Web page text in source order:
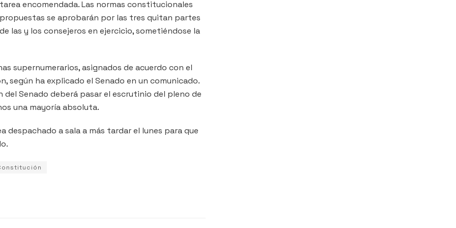
tarea encomendada. Las normas constitucionales
propuestas se aprobarán por las tres quitan partes
de las y los consejeros en ejercicio, sometiéndose la
supernumerarios, asignados de acuerdo con el
ha explicado el Senado en un comunicado.
Senado deberá pasar el escrutinio del pleno de
una mayoría absoluta.
a sala a más tardar el lunes para que